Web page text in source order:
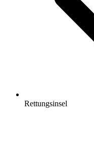
Rettungsinsel